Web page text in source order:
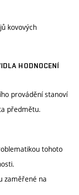
kovových
HODNOCENÍ
provádění stanoví
předmětu.
tohoto
zaměřené na